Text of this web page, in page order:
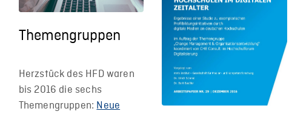
Themengruppen
Herzstück des HFD waren
bis 2016 die sechs
Themengruppen: Neue